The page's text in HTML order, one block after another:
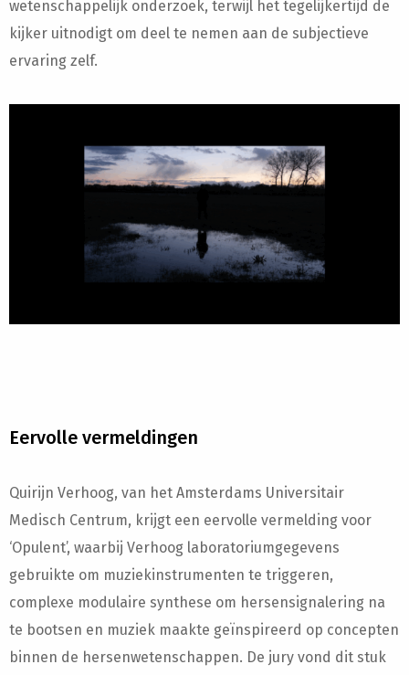
wetenschappelijk onderzoek, terwijl het tegelijkertijd de
kijker uitnodigt om deel te nemen aan de subjectieve
ervaring zelf.
Eervolle vermeldingen
Quirijn Verhoog, van het Amsterdams Universitair
Medisch Centrum, krijgt een eervolle vermelding voor
‘Opulent’, waarbij Verhoog laboratoriumgegevens
gebruikte om muziekinstrumenten te triggeren,
complexe modulaire synthese om hersensignalering na
te bootsen en muziek maakte geïnspireerd op concepten
binnen de hersenwetenschappen. De jury vond dit stuk